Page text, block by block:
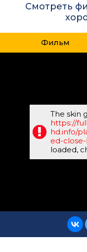
Смотреть
Фильм
The skin
https://
hd.info/
ed-
loaded,